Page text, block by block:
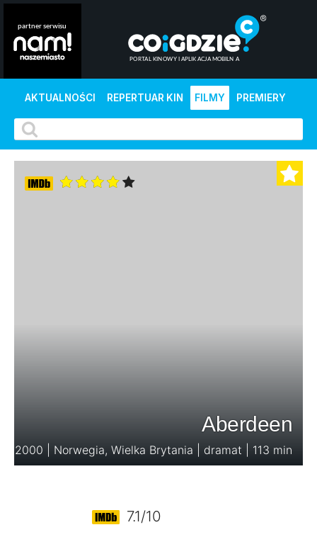
AKTUALNOŚCI REPERTUAR KIN FILMY PREMIERY
Aberdeen
2000 | Norwegia, Wielka Brytania | dramat | 113 min
7.1/10